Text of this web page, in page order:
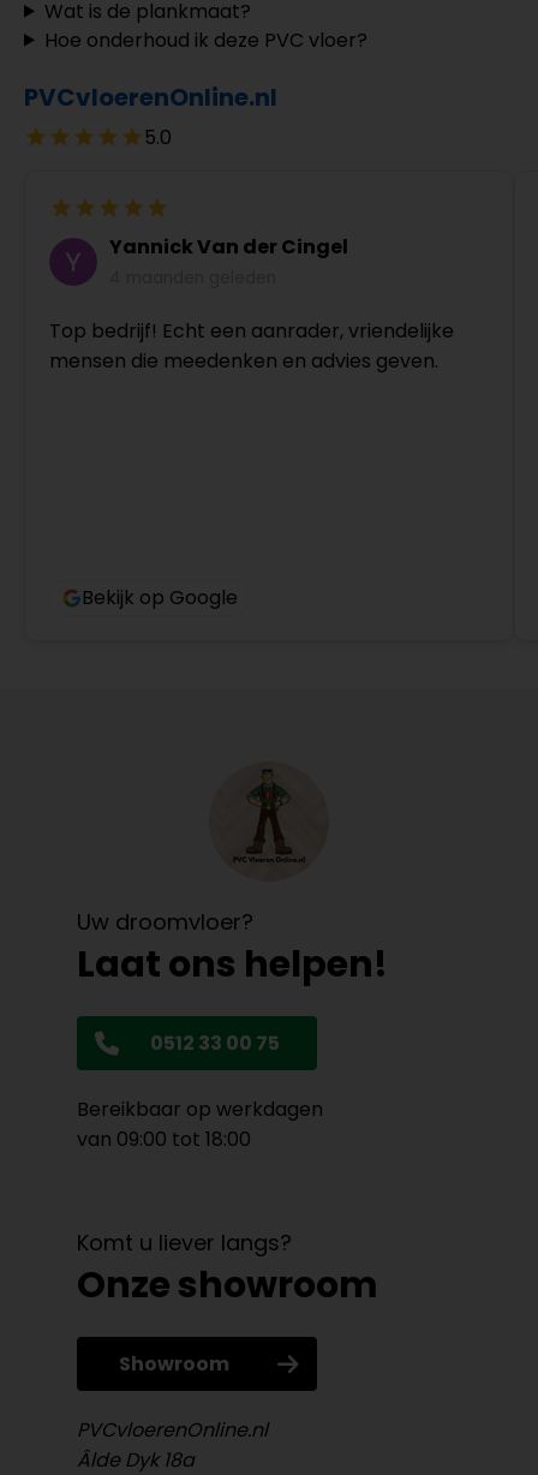
Wat is de plankmaat?
Hoe onderhoud ik deze PVC vloer?
PVCvloerenOnline.nl
5.0
Yannick Van der Cingel
Top bedrijf! Echt een aanrader, vriendelijke
mensen die meedenken en advies geven.
Bekijk op Google
Uw droomvloer?
Laat ons helpen!
0512 33 00 75
Bereikbaar op werkdagen
van 09:00 tot 18:00
Komt u liever langs?
Onze showroom
Showroom
PVCvloerenOnline.nl
Âlde Dyk 18a